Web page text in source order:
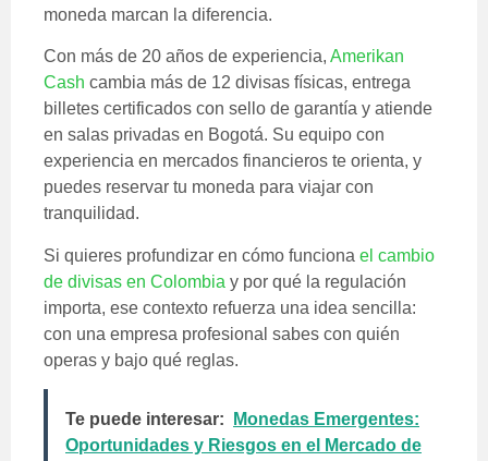
moneda marcan la diferencia.
Con más de 20 años de experiencia, Amerikan
Cash cambia más de 12 divisas físicas, entrega
billetes certificados con sello de garantía y atiende
en salas privadas en Bogotá. Su equipo con
experiencia en mercados financieros te orienta, y
puedes reservar tu moneda para viajar con
tranquilidad.
Si quieres profundizar en cómo funciona el cambio
de divisas en Colombia y por qué la regulación
importa, ese contexto refuerza una idea sencilla:
con una empresa profesional sabes con quién
operas y bajo qué reglas.
Te puede interesar:
Monedas Emergentes:
Oportunidades y Riesgos en el Mercado de